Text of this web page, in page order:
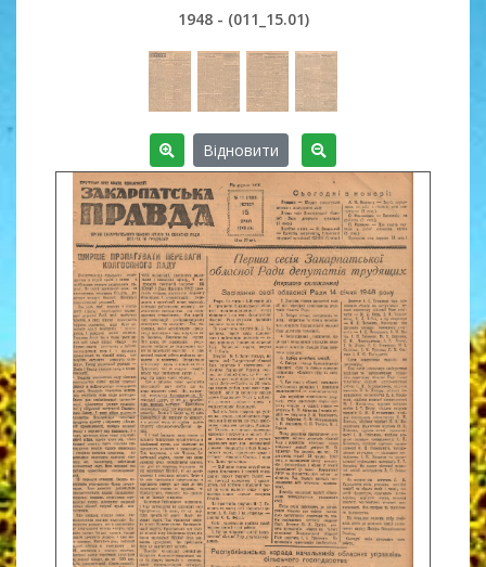
1948 - (011_15.01)
Відновити